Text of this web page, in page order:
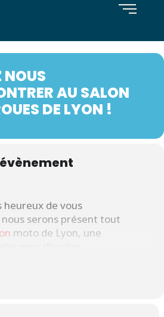
NOUS
AU SALON
DE LYON !
heureux de vous
serons présent tout
moto de Lyon, une
tout simplement mieux
C’est LE Salon du 2